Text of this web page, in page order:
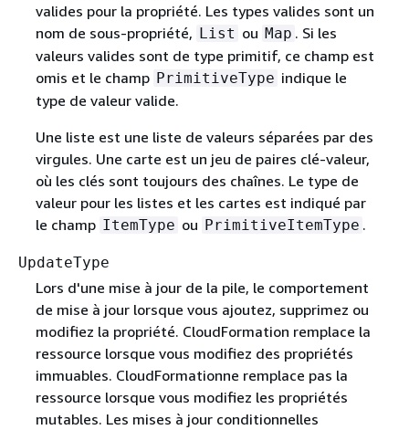
valides pour la propriété. Les types valides sont un
nom de sous-propriété, List ou Map . Si les
valeurs valides sont de type primitif, ce champ est
omis et le champ PrimitiveType indique le
type de valeur valide.
Une liste est une liste de valeurs séparées par des
virgules. Une carte est un jeu de paires clé-valeur,
où les clés sont toujours des chaînes. Le type de
valeur pour les listes et les cartes est indiqué par
le champ ItemType ou PrimitiveItemType .
UpdateType
Lors d'une mise à jour de la pile, le comportement
de mise à jour lorsque vous ajoutez, supprimez ou
modifiez la propriété. CloudFormation remplace la
ressource lorsque vous modifiez des propriétés
immuables. CloudFormationne remplace pas la
ressource lorsque vous modifiez les propriétés
mutables. Les mises à jour conditionnelles